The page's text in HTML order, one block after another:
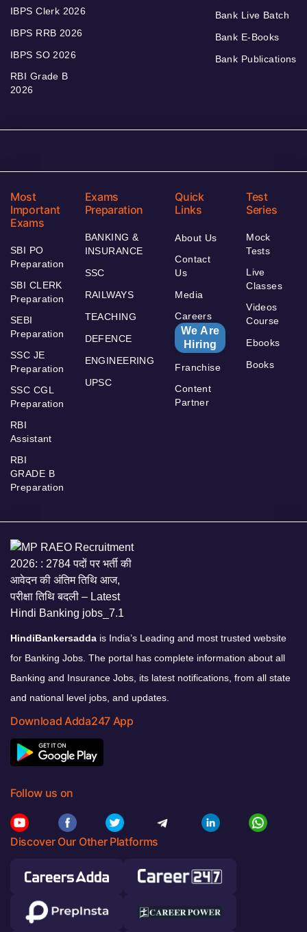
IBPS Clerk 2026
IBPS RRB 2026
IBPS SO 2026
RBI Grade B
2026
Bank Live Batch
Bank E-Books
Bank Publications
Most
Important
Exams
SBI PO
Preparation
SBI CLERK
Preparation
SEBI
Preparation
SSC JE
Preparation
SSC CGL
Preparation
RBI
Assistant
RBI
GRADE B
Preparation
Exams
Preparation
BANKING &
INSURANCE
SSC
RAILWAYS
TEACHING
DEFENCE
ENGINEERING
UPSC
Quick
Links
About Us
Contact
Us
Media
Careers
We Are
Hiring
Franchise
Content
Partner
Test
Series
Mock
Tests
Live
Classes
Videos
Course
Ebooks
Books
HindiBankersadda is India’s Leading and most trusted website
for Banking Jobs. The portal has complete information about all
Banking and Insurance Jobs, its latest notifications, from all state
and national level jobs, and updates.
Download Adda247 App
Follow us on
Discover Our Other Platforms